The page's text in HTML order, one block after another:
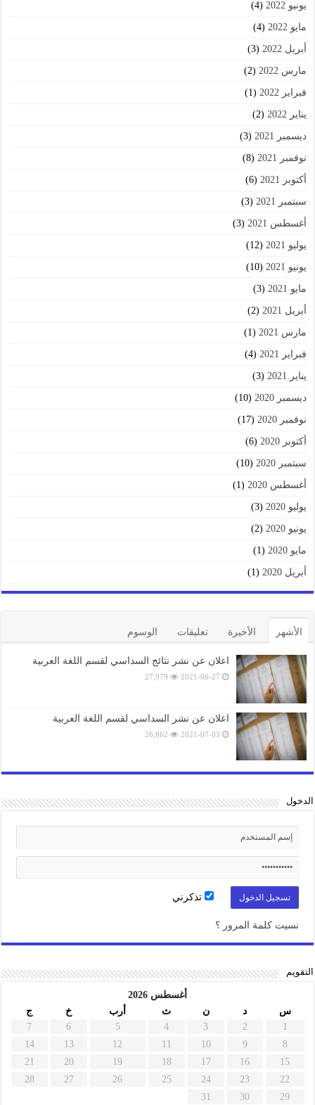
يونيو 2022 (4)
مايو 2022 (4)
أبريل 2022 (3)
مارس 2022 (2)
فبراير 2022 (1)
يناير 2022 (2)
ديسمبر 2021 (3)
نوفمبر 2021 (8)
أكتوبر 2021 (6)
سبتمبر 2021 (3)
أغسطس 2021 (3)
يوليو 2021 (12)
يونيو 2021 (10)
مايو 2021 (3)
أبريل 2021 (2)
مارس 2021 (1)
فبراير 2021 (4)
يناير 2021 (3)
ديسمبر 2020 (10)
نوفمبر 2020 (17)
أكتوبر 2020 (6)
سبتمبر 2020 (10)
أغسطس 2020 (1)
يوليو 2020 (3)
يونيو 2020 (2)
مايو 2020 (1)
أبريل 2020 (1)
الأشهر الأخيرة تعليقات الوسوم
اعلان عن نشر نتائج السداسي لقسم اللغة العربية
2021-06-27
27,979
اعلان عن نشر السداسي لقسم اللغة العربية
2021-07-03
26,862
الدخول
تذكرني
نسيت كلمة المرور ؟
التقويم
أغسطس 2026
س
د ن ث أرب خ
ج
1
2
3
4
5
6
7
8
9
10
11
12
13
14
15
16
17
18
19
20
21
22
23
24
25
26
27
28
29
30
31